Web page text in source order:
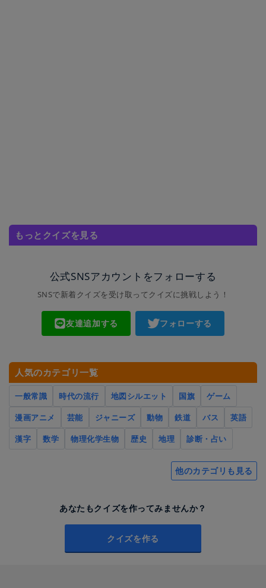
もっとクイズを見る
公式SNSアカウントをフォローする
SNSで新着クイズを受け取ってクイズに挑戦しよう！
友達追加する フォローする
人気のカテゴリ一覧
一般常識 時代の流行 地図シルエット 国旗
ゲーム
漫画アニメ
芸能 ジャニーズ 動物 鉄道 バス
英語
漢字
数学 物理化学生物 歴史 地理 診断・占い
他のカテゴリも見る
あなたもクイズを作ってみませんか？
クイズを作る